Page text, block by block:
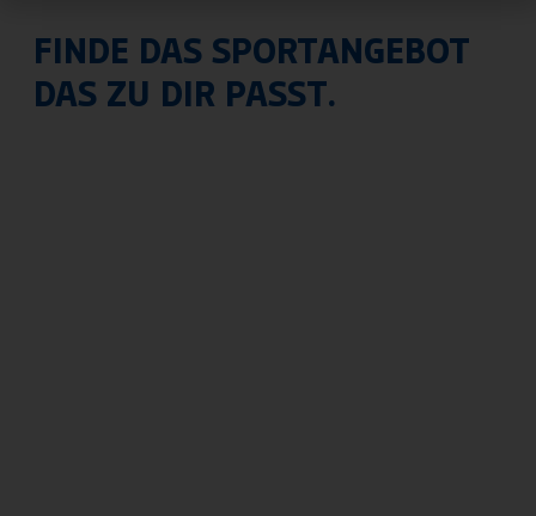
FINDE DAS SPORTANGEBOT
DAS ZU DIR PASST.